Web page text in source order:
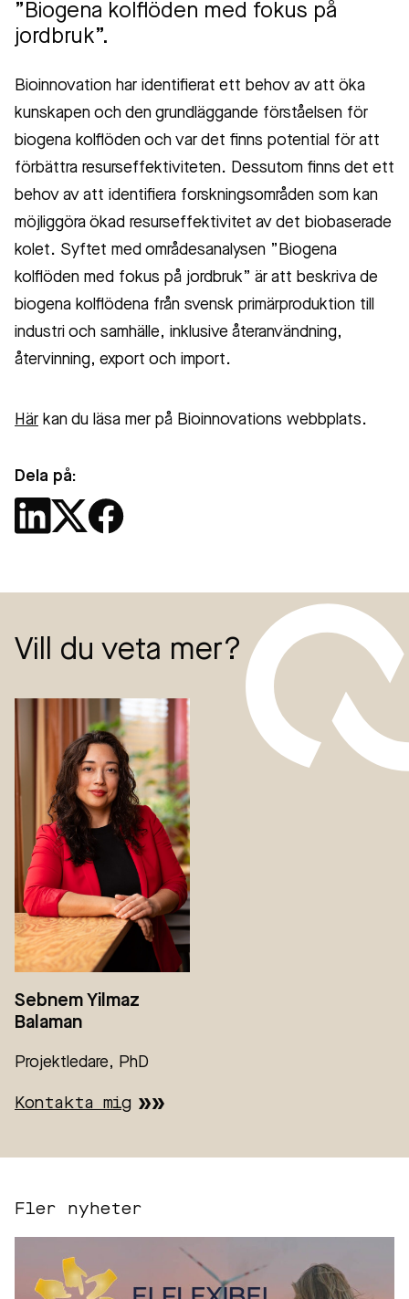
”Biogena kolflöden med fokus på
jordbruk”.
Bioinnovation har identifierat ett behov av att öka
kunskapen och den grundläggande förståelsen för
biogena kolflöden och var det finns potential för att
förbättra resurseffektiviteten. Dessutom finns det ett
behov av att identifiera forskningsområden som kan
möjliggöra ökad resurseffektivitet av det biobaserade
kolet. Syftet med områdesanalysen ”Biogena
kolflöden med fokus på jordbruk” är att beskriva de
biogena kolflödena från svensk primärproduktion till
industri och samhälle, inklusive återanvändning,
återvinning, export och import.
Här kan du läsa mer på Bioinnovations webbplats.
Dela på:
Vill du veta mer?
Sebnem Yilmaz
Balaman
Projektledare, PhD
Kontakta mig
Fler nyheter